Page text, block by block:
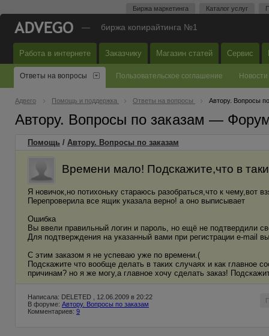
Биржа маркетинга Каталог услуг
— биржа копирайтинга №1
Работа в интернете Заказчику Магазин статей Сервис
Ответы на вопросы Пользовательское соглашение Новости
Адвего Помощь и поддержка Ответы на вопросы Автору. Вопросы
Автору. Вопросы по заказам —
Помощь / Автору. Вопросы по заказам
Времени мало! Подскажите,что в
Я новичок,но потихоньку стараюсь разобраться,что к чему,вот
Перепроверила все ящик указала верно! а оно выписывает
Ошибка
Вы ввели правильный логин и пароль, но ещё не подтвердили
Для подтверждения на указанный вами при регистрации e-mail
С этим заказом я не успеваю уже по времени.(
Подскажите что вообще делать в таких случаях и как главное
причинам? но я же могу,а главное хочу сделать заказ!
Написала: DELETED , 12.06.2009 в 20:22
В форуме: Автору. Вопросы по заказам
Комментариев: 9